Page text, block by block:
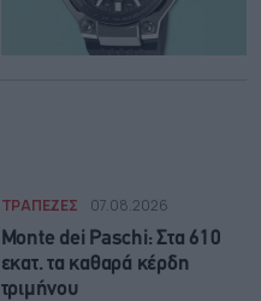
ΤΡΑΠΕΖΕΣ 07.08.2026
Monte dei Paschi: Στα 610
εκατ. τα καθαρά κέρδη
τριμήνου